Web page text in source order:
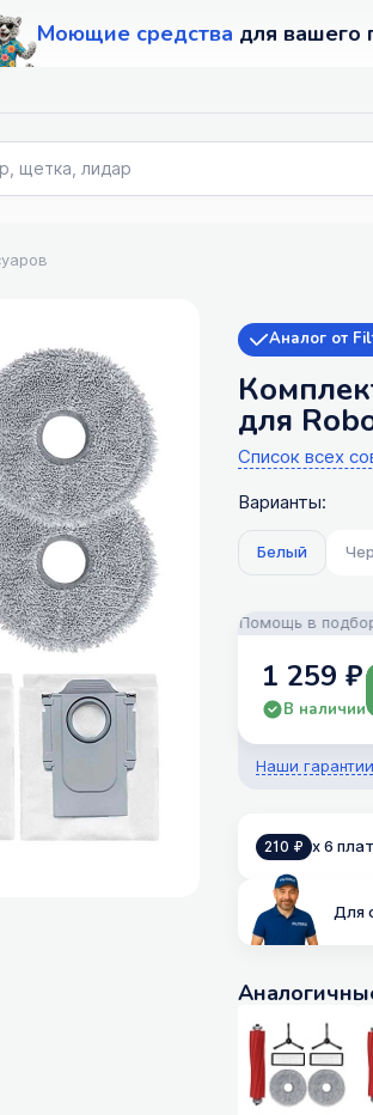
Моющие средства для вашего
Аналог от
для
Список всех
Варианты:
Белый
для пылесосов! Помощь в подборе!
1 259 ₽
В наличии
Наши
210 ₽ x 6
Для